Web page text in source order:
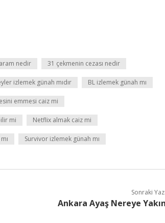
nedir 31 çekmenin cezası nedir
izlemek günah mıdır BL izlemek günah mı
emmesi caiz mi
mi Netflix almak caiz mi
Survivor izlemek günah mı
Sonraki
Ankara Ayaş Nereye